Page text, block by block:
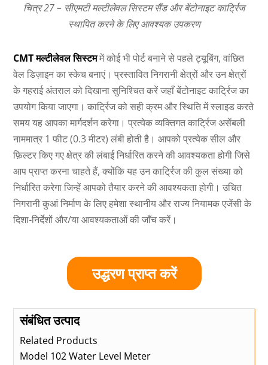
चित्र 27 – सीएमटी मल्टीलेवल सिस्टम सैंड और बेंटोनाइट कार्ट्रिज
स्थापित करने के लिए आवश्यक उपकरण
CMT मल्टीलेवल सिस्टममें कोई भी पोर्ट बनाने से पहलेट्यूबिंग, वांछित
वेल डिज़ाइन का स्केच बनाएं। प्रस्तावित निगरानी क्षेत्रों और उन क्षेत्रों
के गहराई अंतराल को दिखाना सुनिश्चित करें जहाँ बेंटोनाइट कार्ट्रिज का
उपयोग किया जाएगा। कार्ट्रिज को सही क्रम और स्थिति में स्लाइड करते
समय यह आपका मार्गदर्शन करेगा। प्रत्येक व्यक्तिगत कार्ट्रिज असेंबली
नाममात्र 1 फीट (0.3 मीटर) लंबी होती है। आपको प्रत्येक सील और
फ़िल्टर किए गए क्षेत्र की लंबाई निर्धारित करने की आवश्यकता होगी जिसे
आप प्राप्त करना चाहते हैं, क्योंकि यह उन कार्ट्रिज की कुल संख्या को
निर्धारित करेगा जिन्हें आपको तैयार करने की आवश्यकता होगी। उचित
निगरानी कुआं निर्माण के लिए हमेशा स्थानीय और राज्य नियामक एजेंसी के
दिशा-निर्देशों और/या आवश्यकताओं की जाँच करें।
उद्धरण प्राप्त करें
संबंधित उत्पाद
Related Products
Model 102 Water Level Meter